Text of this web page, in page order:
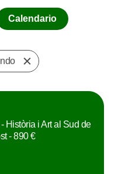
Calendario
Història i Art al Sud de
- 890 €